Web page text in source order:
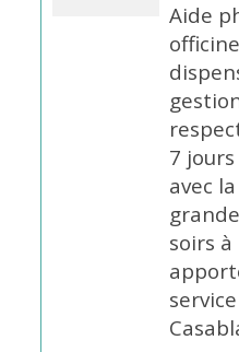
Aide
7
avec
soirs